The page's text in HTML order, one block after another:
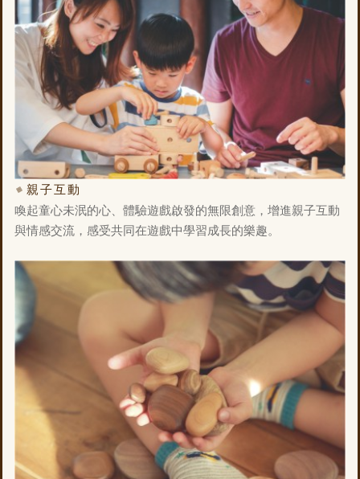
親子互動
喚起童心未泯的心、體驗遊戲啟發的無限創意，增進親子互動
與情感交流，感受共同在遊戲中學習成長的樂趣。